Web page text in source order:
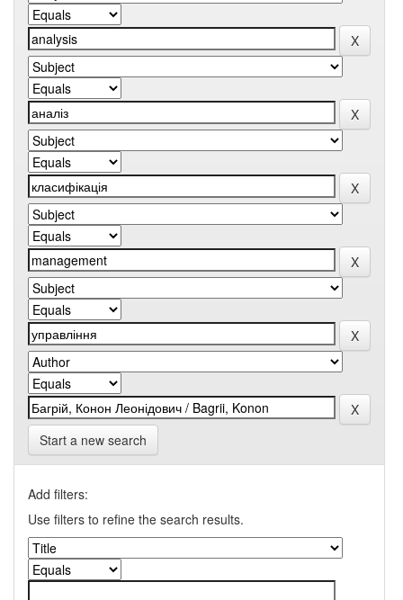
Start a new search
Add filters:
Use filters to refine the search results.